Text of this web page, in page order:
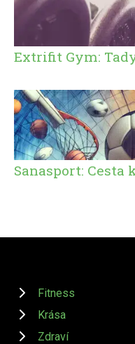
Extrifit Gym:
Sanasport:
Fitness
Krása
Zdraví